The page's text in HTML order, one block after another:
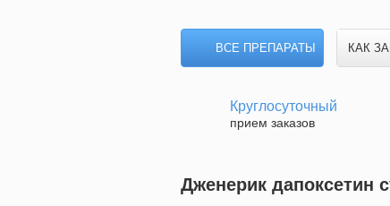
ВСЕ ПРЕПАРАТЫ КАК
Круглосуточный
прием заказов
Дженерик дапоксетин